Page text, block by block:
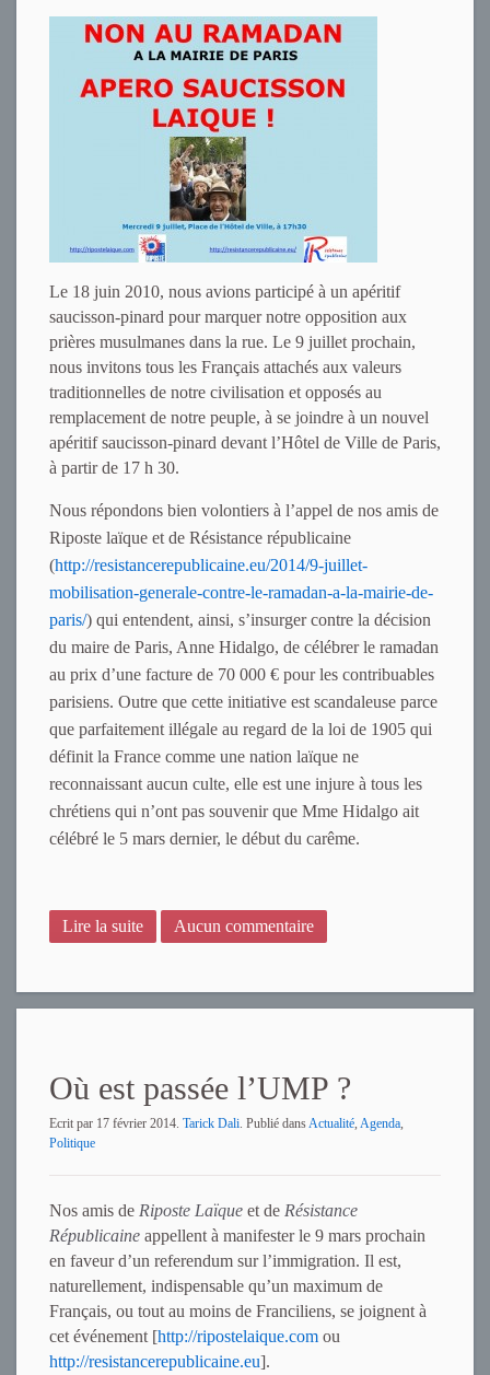
Le 18 juin 2010, nous avions participé à un apéritif
saucisson-pinard pour marquer notre opposition aux
prières musulmanes dans la rue. Le 9 juillet prochain,
nous invitons tous les Français attachés aux valeurs
traditionnelles de notre civilisation et opposés au
remplacement de notre peuple, à se joindre à un nouvel
apéritif saucisson-pinard devant l’Hôtel de Ville de Paris,
à partir de 17 h 30.
Nous répondons bien volontiers à l’appel de nos amis de
Riposte laïque et de Résistance républicaine
(http://resistancerepublicaine.eu/2014/9-juillet-
mobilisation-generale-contre-le-ramadan-a-la-mairie-de-
paris/) qui entendent, ainsi, s’insurger contre la décision
du maire de Paris, Anne Hidalgo, de célébrer le ramadan
au prix d’une facture de 70 000 € pour les contribuables
parisiens. Outre que cette initiative est scandaleuse parce
que parfaitement illégale au regard de la loi de 1905 qui
définit la France comme une nation laïque ne
reconnaissant aucun culte, elle est une injure à tous les
chrétiens qui n’ont pas souvenir que Mme Hidalgo ait
célébré le 5 mars dernier, le début du carême.
Lire la suite Aucun commentaire
Où est passée l’UMP ?
Ecrit par 17 février 2014. Tarick Dali. Publié dansActualité, Agenda,
Politique
Nos amis de Riposte Laïque et de Résistance
Républicaine appellent à manifester le 9 mars prochain
en faveur d’un referendum sur l’immigration. Il est,
naturellement, indispensable qu’un maximum de
Français, ou tout au moins de Franciliens, se joignent à
cet événement [http://ripostelaique.com ou
http://resistancerepublicaine.eu].